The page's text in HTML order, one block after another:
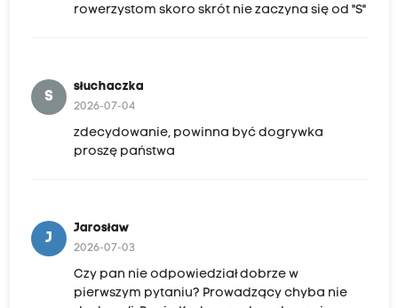
rowerzystom skoro skrót nie zaczyna się od "S"
S
słuchaczka
2026-07-04
zdecydowanie, powinna być dogrywka
proszę państwa
J
Jarosław
2026-07-03
Czy pan nie odpowiedział dobrze w
pierwszym pytaniu? Prowadzący chyba nie